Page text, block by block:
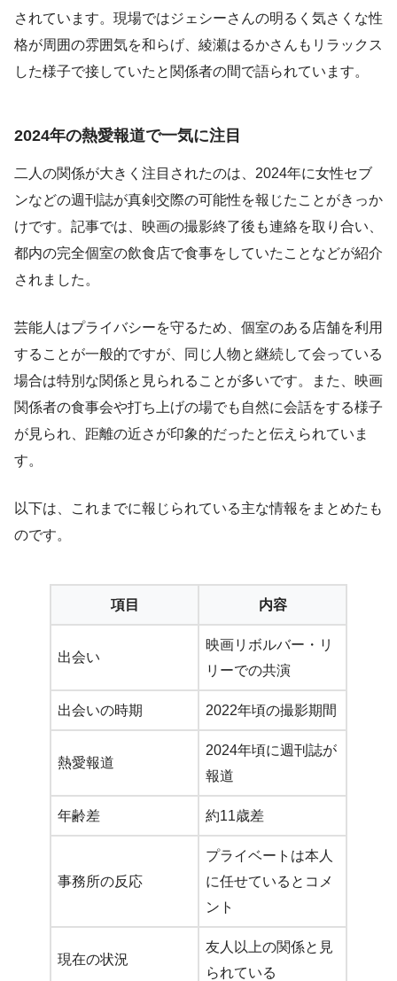
されています。現場ではジェシーさんの明るく気さくな性
格が周囲の雰囲気を和らげ、綾瀬はるかさんもリラックス
した様子で接していたと関係者の間で語られています。
2024年の熱愛報道で一気に注目
二人の関係が大きく注目されたのは、2024年に女性セブ
ンなどの週刊誌が真剣交際の可能性を報じたことがきっか
けです。記事では、映画の撮影終了後も連絡を取り合い、
都内の完全個室の飲食店で食事をしていたことなどが紹介
されました。
芸能人はプライバシーを守るため、個室のある店舗を利用
することが一般的ですが、同じ人物と継続して会っている
場合は特別な関係と見られることが多いです。また、映画
関係者の食事会や打ち上げの場でも自然に会話をする様子
が見られ、距離の近さが印象的だったと伝えられていま
す。
以下は、これまでに報じられている主な情報をまとめたも
のです。
項目 内容
出会い
映画リボルバー・リ
リーでの共演
出会いの時期 2022年頃の撮影期間
熱愛報道
2024年頃に週刊誌が
報道
年齢差 約11歳差
事務所の反応
プライベートは本人
に任せているとコメ
ント
現在の状況
友人以上の関係と見
られている